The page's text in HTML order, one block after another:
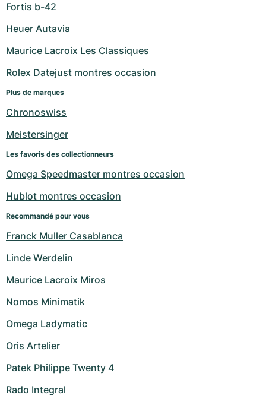
Fortis b-42
Heuer Autavia
Maurice Lacroix Les Classiques
Rolex Datejust montres occasion
Plus de marques
Chronoswiss
Meistersinger
Les favoris des collectionneurs
Omega Speedmaster montres occasion
Hublot montres occasion
Recommandé pour vous
Franck Muller Casablanca
Linde Werdelin
Maurice Lacroix Miros
Nomos Minimatik
Omega Ladymatic
Oris Artelier
Patek Philippe Twenty 4
Rado Integral